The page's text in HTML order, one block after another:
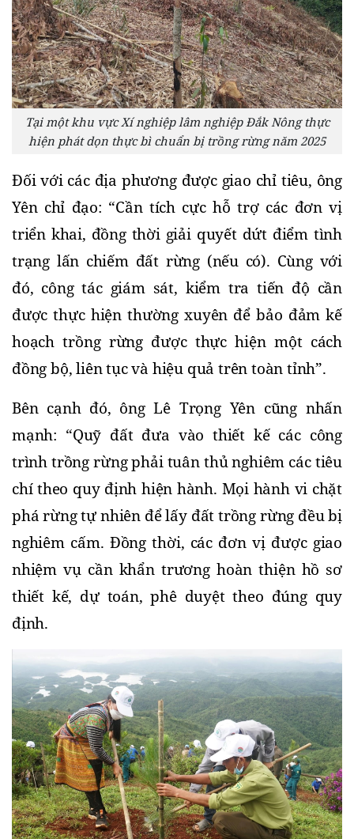
Tại một khu vực Xí nghiệp lâm nghiệp Đắk Nông thực
hiện phát dọn thực bì chuẩn bị trồng rừng năm 2025
Đối với các địa phương được giao chỉ tiêu, ông
Yên chỉ đạo: “Cần tích cực hỗ trợ các đơn vị
triển khai, đồng thời giải quyết dứt điểm tình
trạng lấn chiếm đất rừng (nếu có). Cùng với
đó, công tác giám sát, kiểm tra tiến độ cần
được thực hiện thường xuyên để bảo đảm kế
hoạch trồng rừng được thực hiện một cách
đồng bộ, liên tục và hiệu quả trên toàn tỉnh”.
Bên cạnh đó, ông Lê Trọng Yên cũng nhấn
mạnh: “Quỹ đất đưa vào thiết kế các công
trình trồng rừng phải tuân thủ nghiêm các tiêu
chí theo quy định hiện hành. Mọi hành vi chặt
phá rừng tự nhiên để lấy đất trồng rừng đều bị
nghiêm cấm. Đồng thời, các đơn vị được giao
nhiệm vụ cần khẩn trương hoàn thiện hồ sơ
thiết kế, dự toán, phê duyệt theo đúng quy
định.